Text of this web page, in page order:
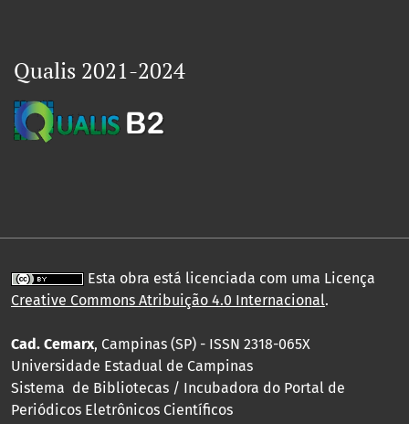
Qualis 2021-2024
Esta obra está licenciada com uma Licença
Creative Commons Atribuição 4.0 Internacional.
Cad. Cemarx, Campinas (SP) - ISSN 2318-065X
Universidade Estadual de Campinas
Sistema de Bibliotecas / Incubadora do Portal de
Periódicos Eletrônicos Científicos